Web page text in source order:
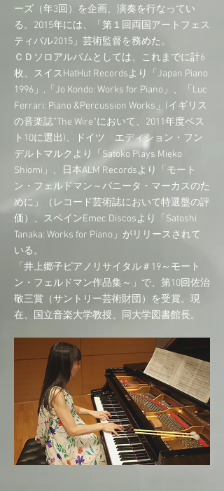
ーズ（年3回）を企画、演奏を行なってい
る。2015年には、「第１回両国アートフェス
ティバル2015」芸術監督を務めた。
ＣＤソロアルバムとしては、これまでに計6
枚、スイスHatHut Recordsより「Japan Piano
1996」,「Jo Kondo: Works for Piano」、「Luc
Ferrari: Piano &Percussion Works」(イギリス
の音楽誌”The Wire”において、2011年度ベス
ト10に選出)、ドイツ エディション・フン
デルトマルクより「Satoko Plays Mieko
Shiomi」、日本ALM Recordsより「モート
ン・フェルドマン～バニータ・マーカスのた
めに」（レコード芸術誌において特選盤の評
価）、スペインEmec Discosより「Satoshi
Tanaka: Works for Piano」がリリースされて
いる。
「井上郷子ピアノリサイタル＃19～モート
ン・フェルドマン作品集～」で、第10回佐治
敬三賞（サントリー芸術財団）を受賞。現
在、国立音楽大学教授、同大学図書館長。